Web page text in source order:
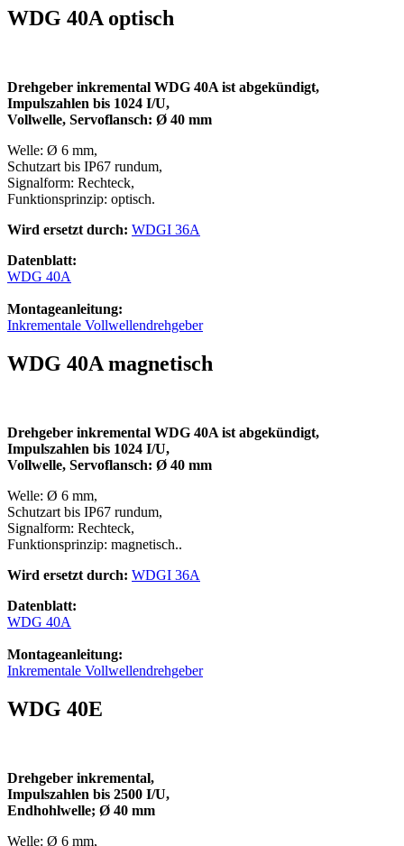
WDG 40A optisch
Drehgeber inkremental WDG 40A ist abgekündigt,
Impulszahlen bis 1024 I/U,
Vollwelle, Servoflansch: Ø 40 mm
Welle: Ø 6 mm,
Schutzart bis IP67 rundum,
Signalform: Rechteck,
Funktionsprinzip: optisch.
Wird ersetzt durch: WDGI 36A
Datenblatt:
WDG 40A
Montageanleitung:
Inkrementale Vollwellendrehgeber
WDG 40A magnetisch
Drehgeber inkremental WDG 40A ist abgekündigt,
Impulszahlen bis 1024 I/U,
Vollwelle, Servoflansch: Ø 40 mm
Welle: Ø 6 mm,
Schutzart bis IP67 rundum,
Signalform: Rechteck,
Funktionsprinzip: magnetisch..
Wird ersetzt durch: WDGI 36A
Datenblatt:
WDG 40A
Montageanleitung:
Inkrementale Vollwellendrehgeber
WDG 40E
Drehgeber inkremental,
Impulszahlen bis 2500 I/U,
Endhohlwelle; Ø 40 mm
Welle: Ø 6 mm,